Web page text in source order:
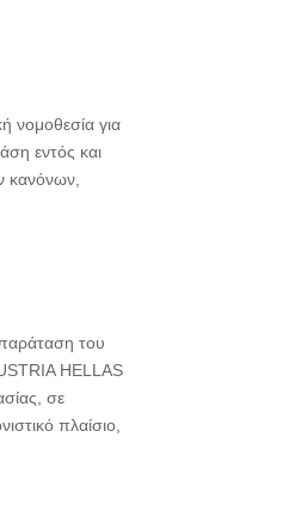
νομοθεσία για
εντός και
κανόνων,
παράταση του
HELLAS
σε
πλαίσιο,